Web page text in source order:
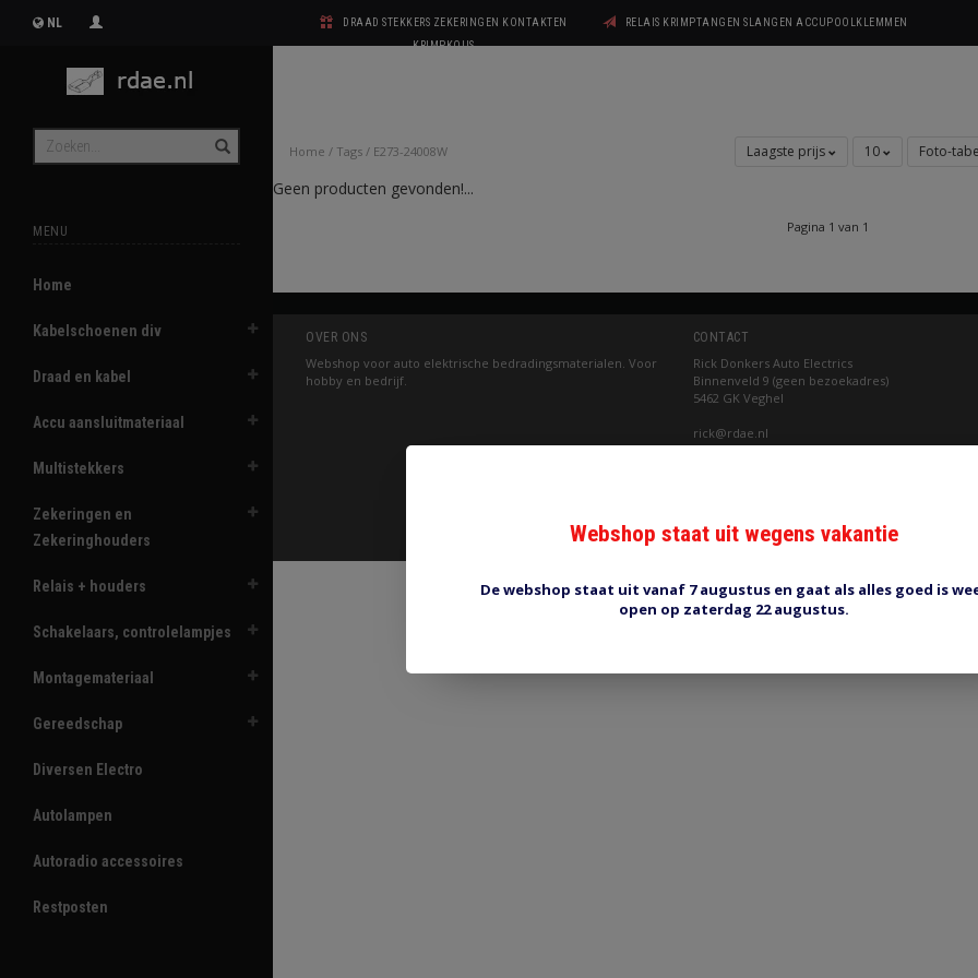
NL
DRAAD STEKKERS ZEKERINGEN KONTAKTEN
KRIMPKOUS
RELAIS KRIMPTANGEN SLANGEN ACCUPOOLKLEMMEN
MENU
Home
Kabelschoenen div
Draad en kabel
Accu aansluitmateriaal
Multistekkers
Zekeringen en
Zekeringhouders
Relais + houders
Schakelaars, controlelampjes
Montagemateriaal
Gereedschap
Diversen Electro
Autolampen
Autoradio accessoires
Restposten
Home / Tags / E273-24008W Laagste prijs 10 Foto-
Geen producten gevonden!...
Pagina 1 van 1
OVER ONS
Webshop voor auto elektrische bedradingsmaterialen. Voor
hobby en bedrijf.
CONTACT
Rick Donkers Auto Electrics
Binnenveld 9 (geen bezoekadres)
5462 GK Veghel
rick@rdae.nl
Webshop staat uit wegens vakantie
De webshop staat uit vanaf 7 augustus en gaat als alles goed is
open op zaterdag 22 augustus.